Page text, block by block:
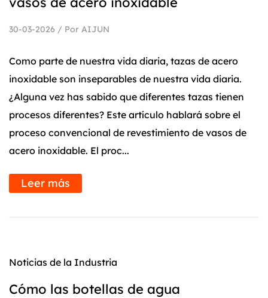
30-03-2026 / Por AIJUN
Como parte de nuestra vida diaria, tazas de acero
inoxidable son inseparables de nuestra vida diaria.
¿Alguna vez has sabido que diferentes tazas tienen
procesos diferentes? Este artículo hablará sobre el
proceso convencional de revestimiento de vasos de
acero inoxidable. El proc...
Leer más
Noticias de la Industria
Cómo las botellas de agua